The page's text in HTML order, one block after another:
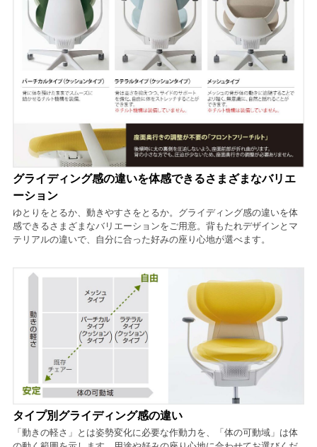
グライディング感の違いを体感できるさまざまなバリエ
ーション
ゆとりをとるか、動きやすさをとるか。グライディング感の違いを体
感できるさまざまなバリエーションをご用意。背もたれデザインとマ
テリアルの違いで、自分に合った好みの座り心地が選べます。
タイプ別グライディング感の違い
「動きの軽さ」とは姿勢変化に必要な作動力を、「体の可動域」は体